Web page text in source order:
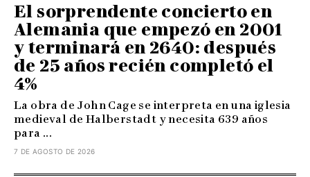
El sorprendente concierto en
Alemania que empezó en 2001
y terminará en 2640: después
de 25 años recién completó el
4%
La obra de John Cage se interpreta en una iglesia
medieval de Halberstadt y necesita 639 años
para ...
7 DE AGOSTO DE 2026